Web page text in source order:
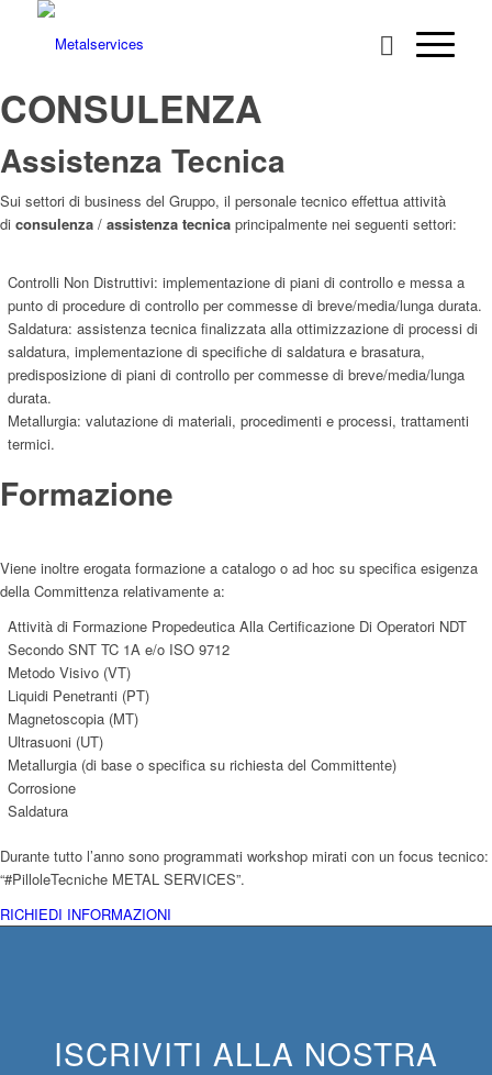
CONSULENZA
Assistenza Tecnica
Sui settori di business del Gruppo, il personale tecnico effettua attività
di consulenza / assistenza tecnica principalmente nei seguenti settori:
Controlli Non Distruttivi: implementazione di piani di controllo e messa a
punto di procedure di controllo per commesse di breve/media/lunga durata.
Saldatura: assistenza tecnica finalizzata alla ottimizzazione di processi di
saldatura, implementazione di specifiche di saldatura e brasatura,
predisposizione di piani di controllo per commesse di breve/media/lunga
durata.
Metallurgia: valutazione di materiali, procedimenti e processi, trattamenti
termici.
Formazione
Viene inoltre erogata formazione a catalogo o ad hoc su specifica esigenza
della Committenza relativamente a:
Attività di Formazione Propedeutica Alla Certificazione Di Operatori NDT
Secondo SNT TC 1A e/o ISO 9712
Metodo Visivo (VT)
Liquidi Penetranti (PT)
Magnetoscopia (MT)
Ultrasuoni (UT)
Metallurgia (di base o specifica su richiesta del Committente)
Corrosione
Saldatura
Durante tutto l’anno sono programmati workshop mirati con un focus tecnico:
“#PilloleTecniche METAL SERVICES”.
RICHIEDI INFORMAZIONI
ISCRIVITI ALLA NOSTRA